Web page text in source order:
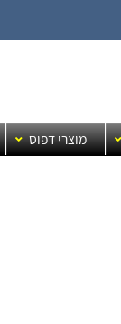
מוצרי דפוס